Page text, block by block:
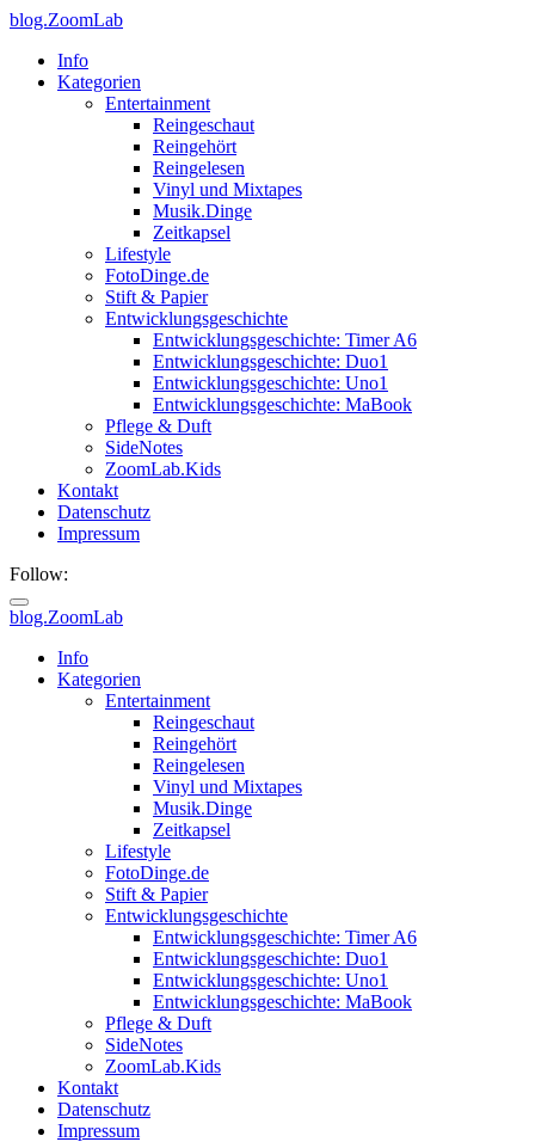
blog.ZoomLab
Info
Kategorien
Entertainment
Reingeschaut
Reingehört
Reingelesen
Vinyl und Mixtapes
Musik.Dinge
Zeitkapsel
Lifestyle
FotoDinge.de
Stift & Papier
Entwicklungsgeschichte
Entwicklungsgeschichte: Timer A6
Entwicklungsgeschichte: Duo1
Entwicklungsgeschichte: Uno1
Entwicklungsgeschichte: MaBook
Pflege & Duft
SideNotes
ZoomLab.Kids
Kontakt
Datenschutz
Impressum
Follow:
blog.ZoomLab
Info
Kategorien
Entertainment
Reingeschaut
Reingehört
Reingelesen
Vinyl und Mixtapes
Musik.Dinge
Zeitkapsel
Lifestyle
FotoDinge.de
Stift & Papier
Entwicklungsgeschichte
Entwicklungsgeschichte: Timer A6
Entwicklungsgeschichte: Duo1
Entwicklungsgeschichte: Uno1
Entwicklungsgeschichte: MaBook
Pflege & Duft
SideNotes
ZoomLab.Kids
Kontakt
Datenschutz
Impressum